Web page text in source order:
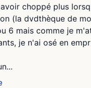
choppé plus
(la dvdthèque de
6 mais comme je
je n'ai osé en